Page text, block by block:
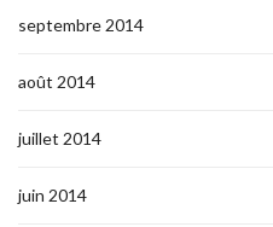
septembre 2014
août 2014
juillet 2014
juin 2014